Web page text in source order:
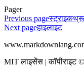
Pager
Previous pageस्ट्राइकथ्रू
Next pageहाइलाइट
www.markdownlang.com
MIT लाइसेंस | कॉपीराइट ©